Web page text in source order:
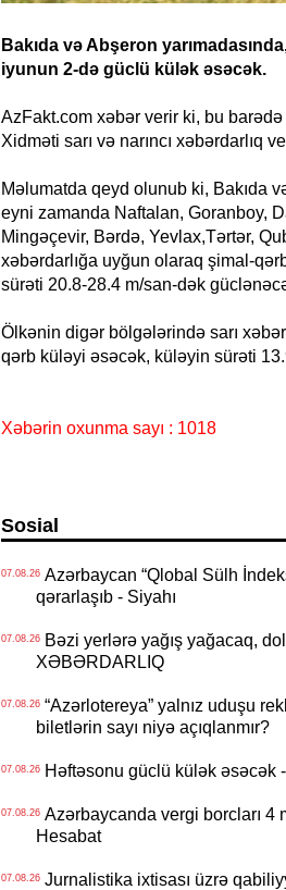
Bakıda və Abşeron
iyunun 2-də güclü külək əsəcək.
AzFakt.com xəbər verir ki, bu
Xidməti sarı və narıncı xəbərdarlıq
Məlumatda qeyd olunub ki, Bakıda
eyni zamanda Naftalan, Goranboy,
Mingəçevir, Bərdə, Yevlax,Tərtər,
xəbərdarlığa uyğun olaraq şimal-
sürəti 20.8-28.4 m/san-dək
Ölkənin digər bölgələrində sarı
qərb küləyi əsəcək, küləyin sürəti
Xəbərin oxunma sayı : 1018
Sosial
07.08.26Azərbaycan “Qlobal Sülh
qərarlaşıb - Siyahı
07.08.26Bəzi yerlərə yağış yağacaq,
XƏBƏRDARLIQ
07.08.26“Azərlotereya” yalnız uduşu
biletlərin sayı niyə açıqlanmır?
07.08.26Həftəsonu güclü külək əsəcək
07.08.26Azərbaycanda vergi borcları 4
Hesabat
07.08.26Jurnalistika ixtisası üzrə